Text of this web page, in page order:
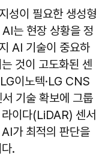
성이 필요한 생성형
는 현장 상황을 정
AI 기술이 중요하
것이 고도화된 센
이노텍·LG CNS
기술 확보에 그룹
이다(LiDAR) 센서
가 최적의 판단을
.